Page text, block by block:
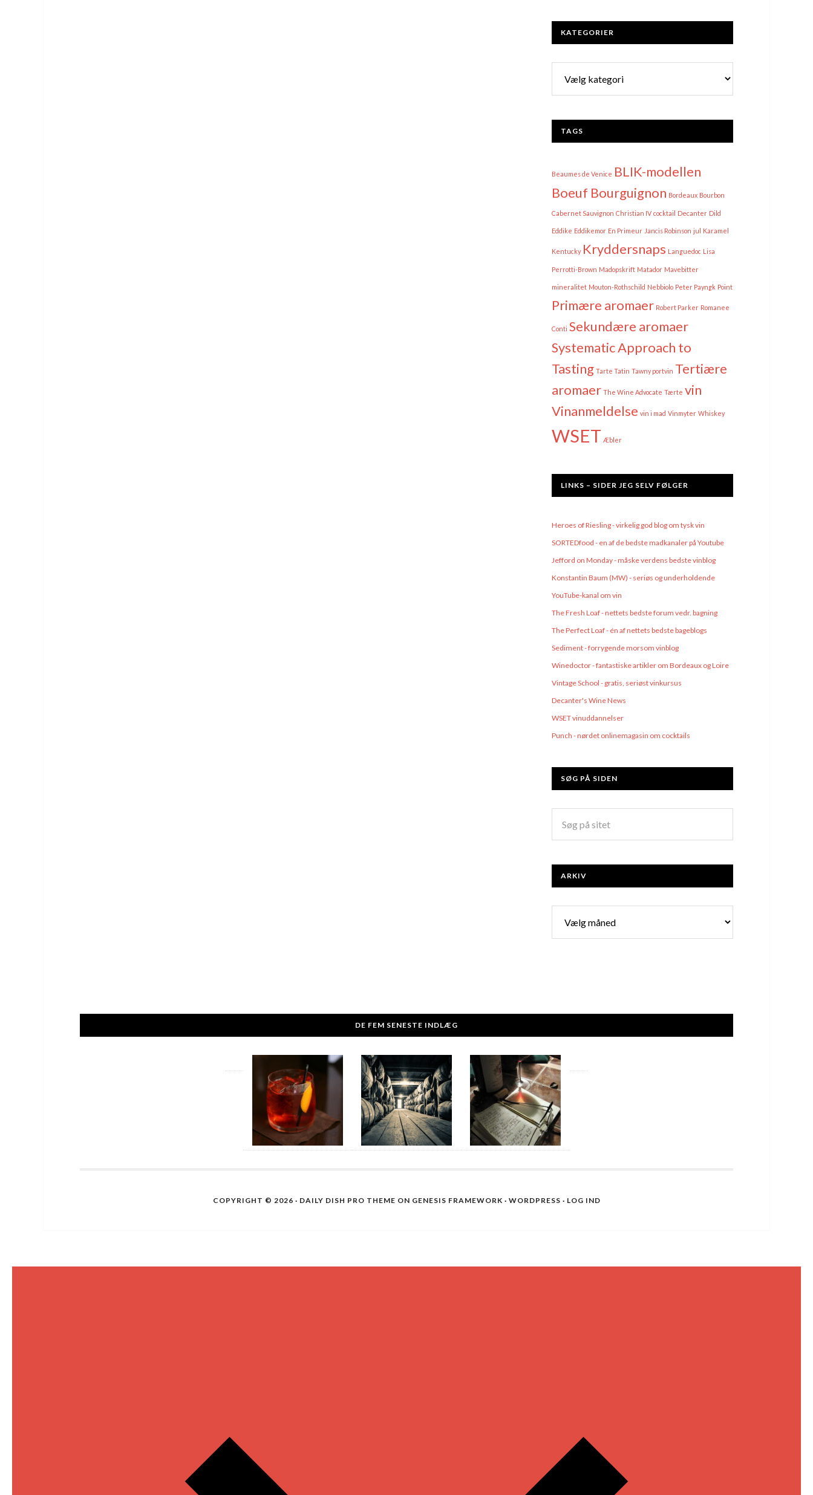
KATEGORIER
TAGS
Beaumes de Venice BLIK-modellen
Boeuf Bourguignon Bordeaux Bourbon
Cabernet Sauvignon Christian IV cocktail Decanter Dild
Eddike Eddikemor En Primeur Jancis Robinson jul Karamel
Kentucky Kryddersnaps Languedoc Lisa
Perrotti-Brown Madopskrift Matador Mavebitter
mineralitet Mouton-Rothschild Nebbiolo Peter Payngk Point
Primære aromaer Robert Parker Romanee
Conti Sekundære aromaer
Systematic Approach to
Tasting Tarte Tatin Tawny portvin Tertiære
aromaer The Wine Advocate Tærte vin
Vinanmeldelse vin i mad Vinmyter Whiskey
WSET Æbler
LINKS – SIDER JEG SELV FØLGER
Heroes of Riesling - virkelig god blog om tysk vin
SORTEDfood - en af de bedste madkanaler på Youtube
Jefford on Monday - måske verdens bedste vinblog
Konstantin Baum (MW) - seriøs og underholdende
YouTube-kanal om vin
The Fresh Loaf - nettets bedste forum vedr. bagning
The Perfect Loaf - én af nettets bedste bageblogs
Sediment - forrygende morsom vinblog
Winedoctor - fantastiske artikler om Bordeaux og Loire
Vintage School - gratis, seriøst vinkursus
Decanter's Wine News
WSET vinuddannelser
Punch - nørdet onlinemagasin om cocktails
SØG PÅ SIDEN
ARKIV
DE FEM SENESTE INDLÆG
COPYRIGHT © 2026 · DAILY DISH PRO THEME ON GENESIS FRAMEWORK · WORDPRESS · LOG IND